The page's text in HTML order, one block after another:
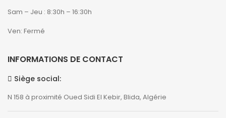
Sam – Jeu : 8:30h – 16:30h
Ven: Fermé
INFORMATIONS DE CONTACT
Siège social:
N 158 à proximité Oued Sidi El Kebir, Blida, Algérie